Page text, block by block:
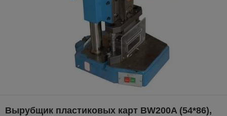
Вырубщик пластиковых карт BW200A (54*86),